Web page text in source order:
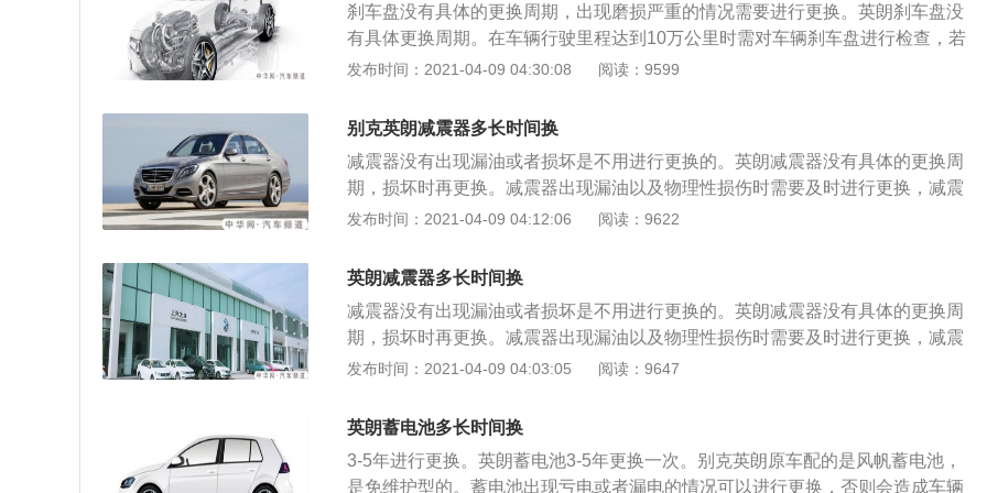
装好），旋紧导向螺栓，安装完毕； 6、安装好之后盖好储液罐盖子，进车内用
范围内； 7、换好之后进行试车，检查制动效果是否体现出来。 4-6万公里实行更
就是汽车刹车盘； 3、拆固定制动钳螺丝。刹车盘装在前轮轴承上，外边有制动
钳来固定，拆掉制动错上的两个18的螺丝，把制动钳取下来，因为制动钳上有油
管联接，要慢慢放下，防止油管断裂； 4、取下旧的刹车盘。旧的刹车盘安装在
击，边敲击边转动刹车盘，让刹车盘的各个面都能被敲击到，经过几次敲击后，
就可以取下旧的刹车盘； 5、安装新的刹车盘。把新的刹车盘的眼与轴承上的眼
对齐后，用锤子轻轻敲击刹车盘内部，让完全固定在轴承上； 6、装上制动钳。
响。
刹车盘没有具体的更换周期，出现磨损严重的情况需要进行更换。英朗刹车盘没
有具体更换周期。在车辆行驶里程达到10万公里时需对车辆刹车盘进行检查，若
出现损坏或者磨损至极限值时，需及时进行更换。刹车盘的更换步骤： 1、检查
判断是否要更换刹车盘，刹车盘上有很超过3mm的槽口，可以更换刹车盘； 2、
拆下前轮轮胎。要更换刹车盘就要把两个前轮轮胎拆下来，可以看到圆圆的盘子
就是汽车刹车盘； 3、拆固定制动钳螺丝。刹车盘装在前轮轴承上，外边有制动
钳来固定，拆掉制动错上的两个18的螺丝，把制动钳取下来，因为制动钳上有油
管联接，要慢慢放下，防止油管断裂； 4、取下旧的刹车盘。旧的刹车盘安装在
击，边敲击边转动刹车盘，让刹车盘的各个面都能被敲击到，经过几次敲击后，
就可以取下旧的刹车盘； 5、安装新的刹车盘。把新的刹车盘的眼与轴承上的眼
对齐后，用锤子轻轻敲击刹车盘内部，让完全固定在轴承上； 6、装上制动钳。
响。
发布时间：2021-04-09 04:30:08 阅读：9599
别克英朗减震器多长时间换
减震器没有出现漏油或者损坏是不用进行更换的。英朗减震器没有具体的更换周
期，损坏时再更换。减震器出现漏油以及物理性损伤时需要及时进行更换，减震
器损坏或者漏油会导致减震器变硬，影响驾驶舒适性。减震器的更换方法是：
动，不要完全拧下。然后使用举升机将汽车抬起，不需要太高，车轮刚离地一段
距离就可以，方便作业； 2、接下来使用套筒按对角顺序将车轮螺母完全拧下，
取下车轮。依据不同的车型，可能需要将制动分泵拆卸下来以便于拆卸减震器，
然后拆下支臂固定螺栓，接着松开弹簧支杆臂的固定螺母； 3、使用卡钳千斤顶
将减震臂固定住，打开发动机引擎盖然后松开减震器上端车身固定螺母（不完全
然后缓慢挪开减震器，再慢慢下降减震臂直至减震弹性完全释放后，在彻底松开
减震器上端车身固定螺母，取下减震器； 4、取下减震器后，使用减震弹簧拆装
器将弹簧固定住，避免拆卸顶部螺丝出现弹簧上移窜出，拆解减震器最好需要2
发布时间：2021-04-09 04:12:06 阅读：9622
英朗减震器多长时间换
减震器没有出现漏油或者损坏是不用进行更换的。英朗减震器没有具体的更换周
期，损坏时再更换。减震器出现漏油以及物理性损伤时需要及时进行更换，减震
器损坏或者漏油会导致减震器变硬，影响驾驶舒适性。减震器的更换方法是：
动，不要完全拧下。然后使用举升机将汽车抬起，不需要太高，车轮刚离地一段
距离就可以，方便作业； 2、接下来使用套筒按对角顺序将车轮螺母完全拧下，
取下车轮。依据不同的车型，可能需要将制动分泵拆卸下来以便于拆卸减震器，
发布时间：2021-04-09 04:03:05 阅读：9647
英朗蓄电池多长时间换
3-5年进行更换。英朗蓄电池3-5年更换一次。别克英朗原车配的是风帆蓄电池，
是免维护型的。蓄电池出现亏电或者漏电的情况可以进行更换，否则会造成车辆